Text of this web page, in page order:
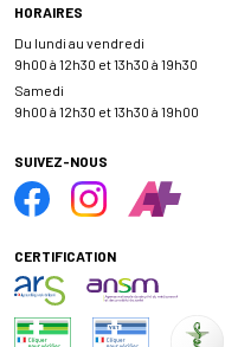
HORAIRES
Du lundi au vendredi
9h00 à 12h30 et 13h30 à 19h30
Samedi
9h00 à 12h30 et 13h30 à 19h00
SUIVEZ-NOUS
CERTIFICATION